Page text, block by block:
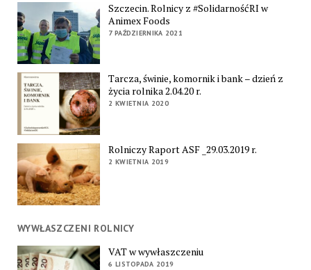
Szczecin. Rolnicy z #SolidarnośćRI w
Animex Foods
7 PAŹDZIERNIKA 2021
Tarcza, świnie, komornik i bank – dzień z
życia rolnika 2.04.20 r.
2 KWIETNIA 2020
Rolniczy Raport ASF _29.03.2019 r.
2 KWIETNIA 2019
WYWŁASZCZENI ROLNICY
VAT w wywłaszczeniu
6 LISTOPADA 2019